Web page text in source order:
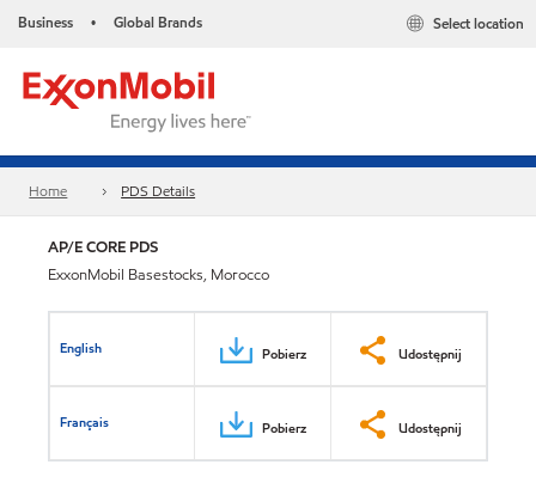
Business • Global Brands Select location
Home PDS Details
AP/E CORE PDS
ExxonMobil Basestocks, Morocco
English Pobierz Udostępnij
Français Pobierz Udostępnij